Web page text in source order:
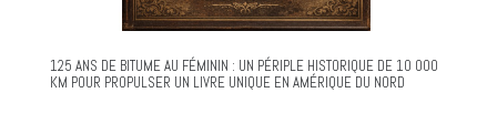
125 ANS DE BITUME AU FÉMININ : UN PÉRIPLE HISTORIQUE DE 10 000
KM POUR PROPULSER UN LIVRE UNIQUE EN AMÉRIQUE DU NORD